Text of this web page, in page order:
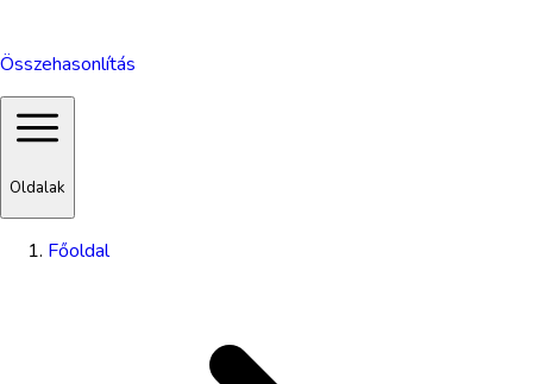
Összehasonlítás
Oldalak
Főoldal